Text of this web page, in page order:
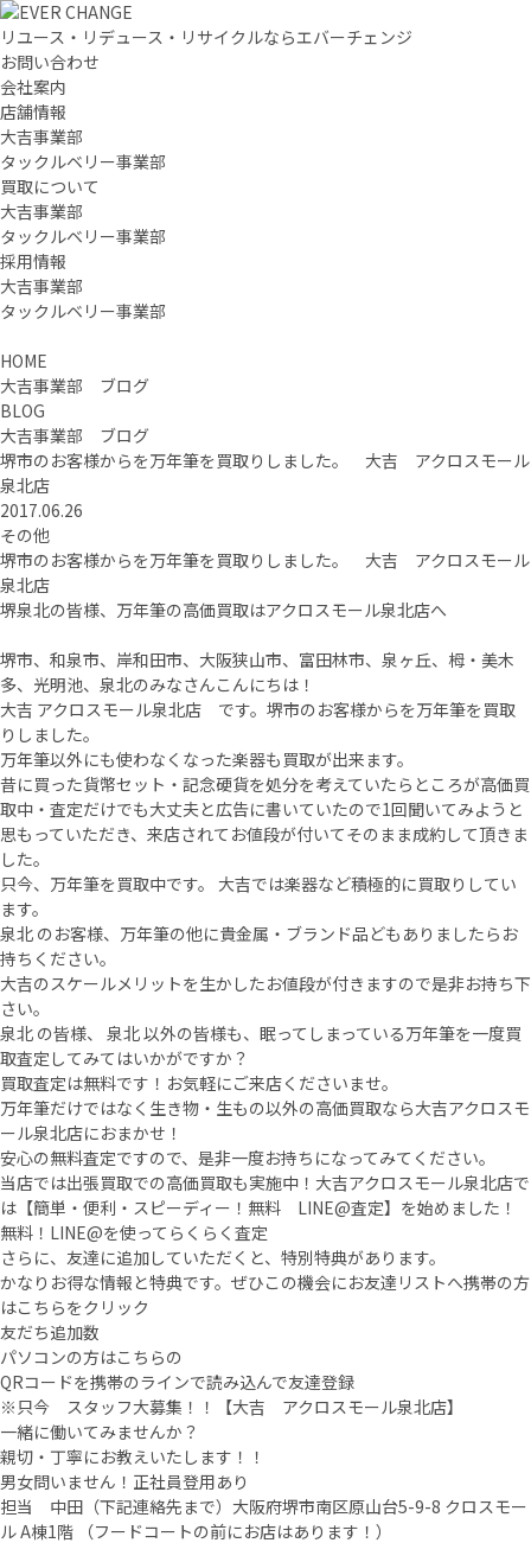
リユース・リデュース・リサイクルならエバーチェンジ
お問い合わせ
会社案内
店舗情報
大吉事業部
タックルベリー事業部
買取について
大吉事業部
タックルベリー事業部
採用情報
大吉事業部
タックルベリー事業部
HOME
大吉事業部 ブログ
BLOG
大吉事業部 ブログ
堺市のお客様からを万年筆を買取りしました。 大吉 アクロスモール
泉北店
2017.06.26
その他
堺市のお客様からを万年筆を買取りしました。 大吉 アクロスモール
泉北店
堺泉北の皆様、万年筆の高価買取はアクロスモール泉北店へ
堺市、和泉市、岸和田市、大阪狭山市、富田林市、泉ヶ丘、栂・美木
多、光明池、泉北のみなさんこんにちは！
大吉 アクロスモール泉北店 です。堺市のお客様からを万年筆を買取
りしました。
万年筆以外にも使わなくなった楽器も買取が出来ます。
昔に買った貨幣セット・記念硬貨を処分を考えていたらところが高価買
取中・査定だけでも大丈夫と広告に書いていたので1回聞いてみようと
思もっていただき、来店されてお値段が付いてそのまま成約して頂きま
した。
只今、万年筆を買取中です。 大吉では楽器など積極的に買取りしてい
ます。
泉北 のお客様、万年筆の他に貴金属・ブランド品どもありましたらお
持ちください。
大吉のスケールメリットを生かしたお値段が付きますので是非お持ち下
さい。
泉北 の皆様、 泉北 以外の皆様も、眠ってしまっている万年筆を一度買
取査定してみてはいかがですか？
買取査定は無料です！お気軽にご来店くださいませ。
万年筆だけではなく生き物・生もの以外の高価買取なら大吉アクロスモ
ール泉北店におまかせ！
安心の無料査定ですので、是非一度お持ちになってみてください。
当店では出張買取での高価買取も実施中！大吉アクロスモール泉北店で
は【簡単・便利・スピーディー！無料 LINE@査定】を始めました！
無料！LINE@を使ってらくらく査定
さらに、友達に追加していただくと、特別特典があります。
かなりお得な情報と特典です。ぜひこの機会にお友達リストへ携帯の方
はこちらをクリック
友だち追加数
パソコンの方はこちらの
QRコードを携帯のラインで読み込んで友達登録
※只今 スタッフ大募集！！【大吉 アクロスモール泉北店】
一緒に働いてみませんか？
親切・丁寧にお教えいたします！！
男女問いません！正社員登用あり
担当 中田（下記連絡先まで）大阪府堺市南区原山台5-9-8 クロスモー
ル A棟1階 （フードコートの前にお店はあります！）